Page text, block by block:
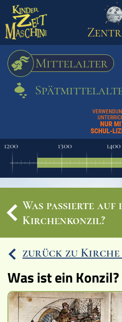
Spiel
Termine
Mittelalter
1200 1300 1400
Lucys
Quiz
Was passierte auf
Kirchenkonzil?
zurück zu Kirche
Was ist ein Konzil?